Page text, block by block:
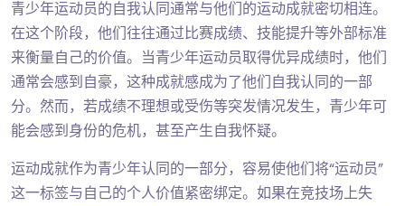
青少年运动员的自我认同通常与他们的运动成就密切相连。
在这个阶段，他们往往通过比赛成绩、技能提升等外部标准
来衡量自己的价值。当青少年运动员取得优异成绩时，他们
通常会感到自豪，这种成就感成为了他们自我认同的一部
分。然而，若成绩不理想或受伤等突发情况发生，青少年可
能会感到身份的危机，甚至产生自我怀疑。
运动成就作为青少年认同的一部分，容易使他们将“运动员”
这一标签与自己的个人价值紧密绑定。如果在竞技场上失